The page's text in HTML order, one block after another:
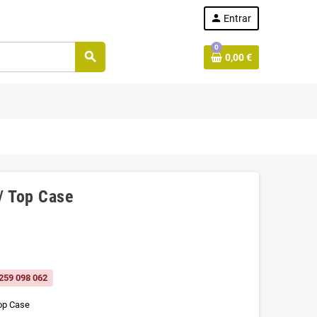
person Entrar
search
0
0,00 €
Top Case
098 062
Case